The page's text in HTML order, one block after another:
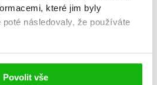
které jim byly
následovaly, že používáte
Povolit vše